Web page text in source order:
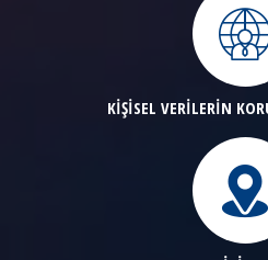
KİŞİSEL VERİLERİN